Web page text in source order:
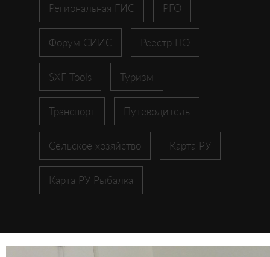
Региональная ГИС РГО
Форум СИИС Реестр ПО
SXF Tools Туризм
Транспорт Путеводитель
Сельское хозяйство Карта РУ
Карта РУ Рыбалка